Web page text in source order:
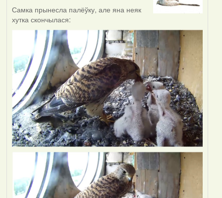
Самка прынесла палёўку, але яна неяк
хутка скончылася: